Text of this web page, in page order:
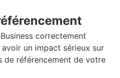
correctement
un impact sérieux sur
de référencement de votre